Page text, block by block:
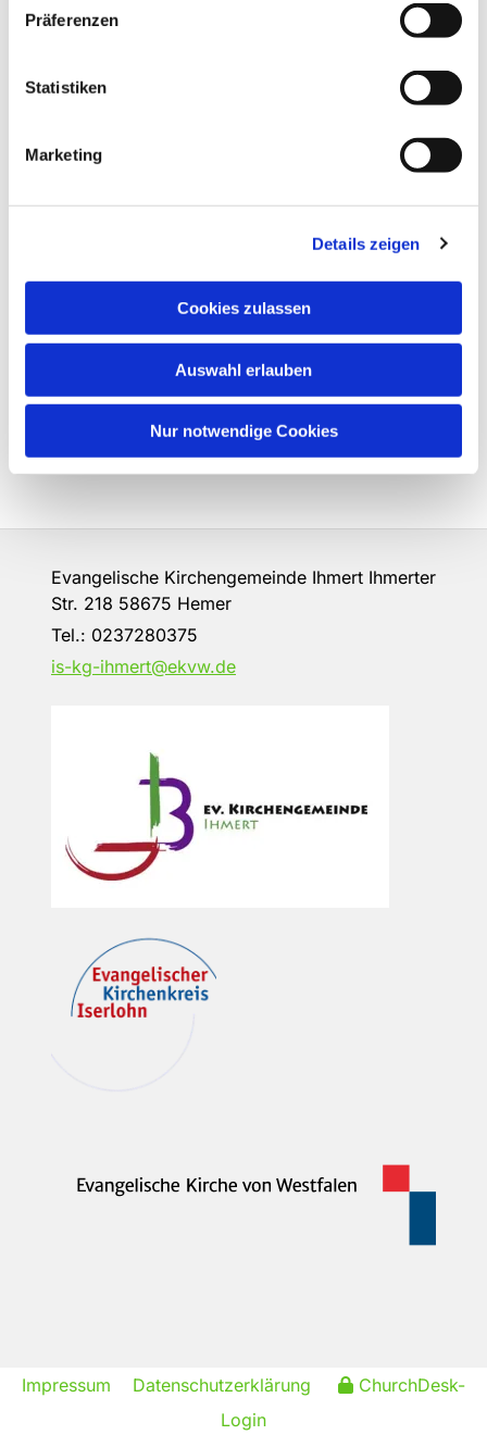
Präferenzen
Statistiken
Marketing
Details zeigen
Cookies zulassen
Auswahl erlauben
Nur notwendige Cookies
Evangelische Kirchengemeinde Ihmert Ihmerter
Str. 218 58675 Hemer
Tel.: 0237280375
is-kg-ihmert@ekvw.de
Impressum Datenschutzerklärung
ChurchDesk-
Login